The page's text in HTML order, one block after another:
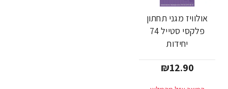
אולוויז מגני תחתון
פלקסי סטייל 74
יחידות
₪12.90